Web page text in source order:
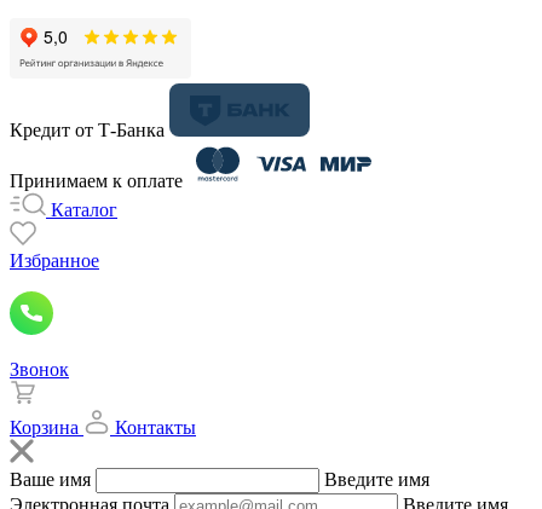
Кредит от Т-Банка
Принимаем к оплате
Каталог
Избранное
Звонок
Корзина Контакты
Ваше имя
Введите имя